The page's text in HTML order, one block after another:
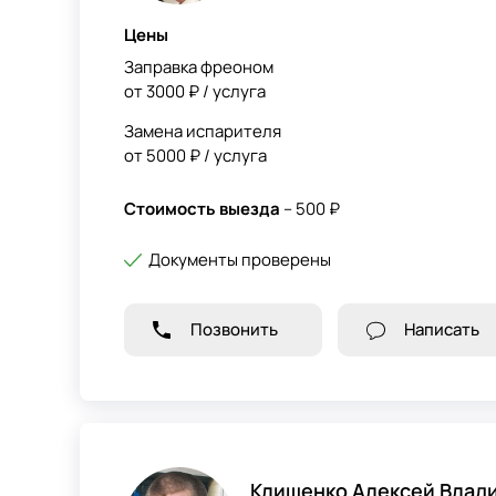
Цены
Заправка фреоном
от 3000 ₽ / услуга
Замена испарителя
от 5000 ₽ / услуга
Стоимость выезда – 500 ₽
Документы проверены
Позвонить Написать
Клищенко Алексей